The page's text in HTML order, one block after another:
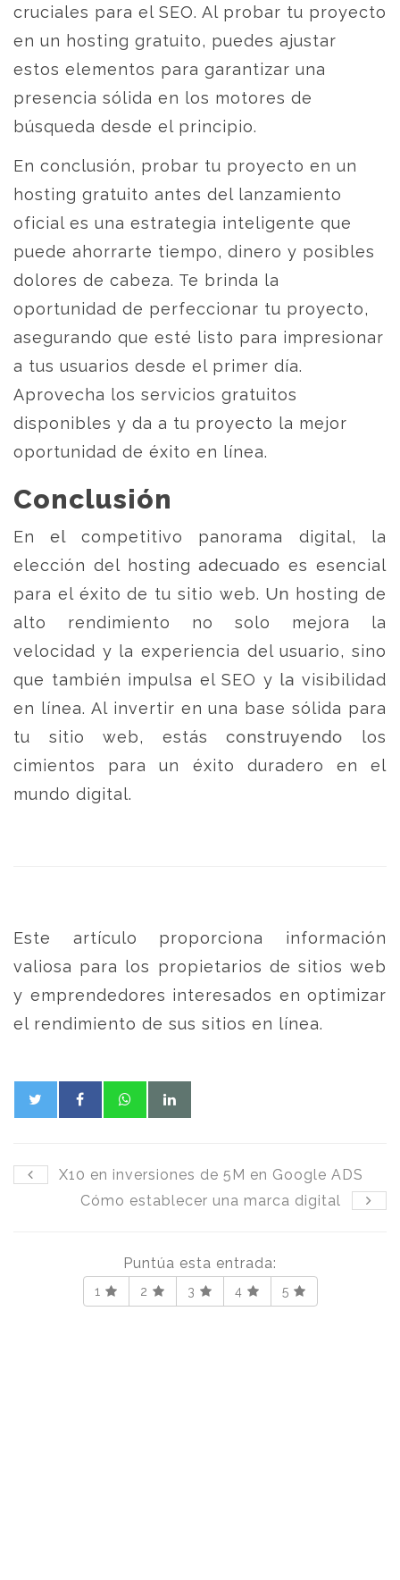
cruciales para el SEO. Al probar tu proyecto
en un hosting gratuito, puedes ajustar
estos elementos para garantizar una
presencia sólida en los motores de
búsqueda desde el principio.
En conclusión, probar tu proyecto en un
hosting gratuito antes del lanzamiento
oficial es una estrategia inteligente que
puede ahorrarte tiempo, dinero y posibles
dolores de cabeza. Te brinda la
oportunidad de perfeccionar tu proyecto,
asegurando que esté listo para impresionar
a tus usuarios desde el primer día.
Aprovecha los servicios gratuitos
disponibles y da a tu proyecto la mejor
oportunidad de éxito en línea.
Conclusión
En el competitivo panorama digital, la
elección del hosting adecuado es esencial
para el éxito de tu sitio web. Un hosting de
alto rendimiento no solo mejora la
velocidad y la experiencia del usuario, sino
que también impulsa el SEO y la visibilidad
en línea. Al invertir en una base sólida para
tu sitio web, estás construyendo los
cimientos para un éxito duradero en el
mundo digital.
Este artículo proporciona información
valiosa para los propietarios de sitios web
y emprendedores interesados en optimizar
el rendimiento de sus sitios en línea.
X10 en inversiones de 5M en Google ADS
Cómo establecer una marca digital
Puntúa esta entrada:
1 2 3 4 5